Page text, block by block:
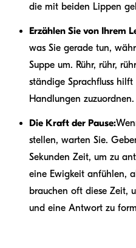
die mit beiden Lippen
Erzählen Sie von Ihrem
was Sie gerade tun,
Suppe um. Rühr, rühr,
ständige Sprachfluss
Handlungen zuzuordnen.
Die Kraft der Pause:
stellen, warten Sie.
Sekunden Zeit, um zu
eine Ewigkeit anfühlen,
brauchen oft diese Zeit,
und eine Antwort zu